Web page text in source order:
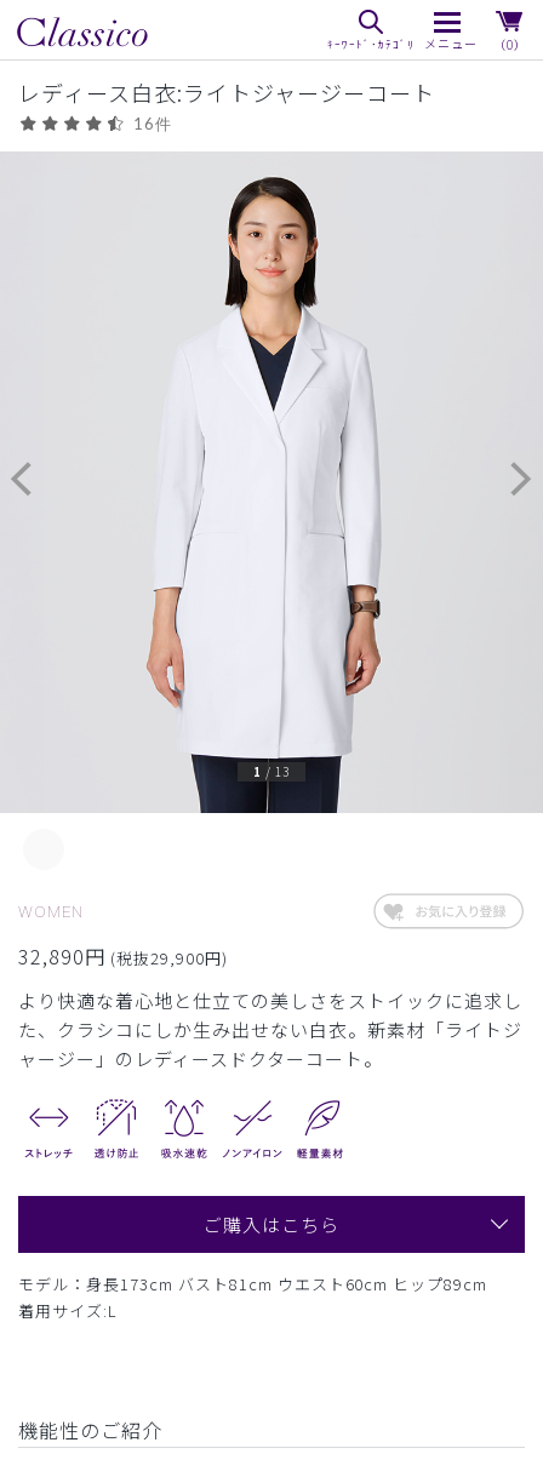
（0）
レディース白衣:ライトジャージーコート
16件
1 / 13
WOMEN
32,890円 (税抜29,900円)
より快適な着心地と仕立ての美しさをストイックに追求し
た、クラシコにしか生み出せない白衣。新素材「ライトジ
ャージー」のレディースドクターコート。
ご購入はこちら
モデル：身長173cm バスト81cm ウエスト60cm ヒップ89cm
着用サイズ:L
機能性のご紹介